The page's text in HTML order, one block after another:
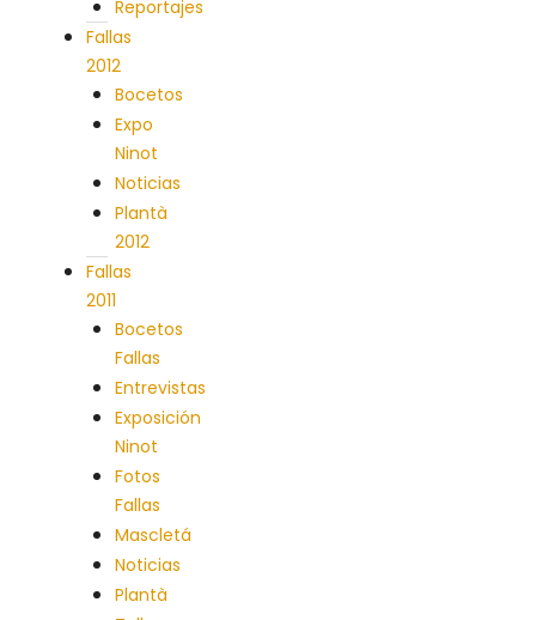
Reportajes
Fallas
2012
Bocetos
Expo
Ninot
Noticias
Plantà
2012
Fallas
2011
Bocetos
Fallas
Entrevistas
Exposición
Ninot
Fotos
Fallas
Mascletá
Noticias
Plantà